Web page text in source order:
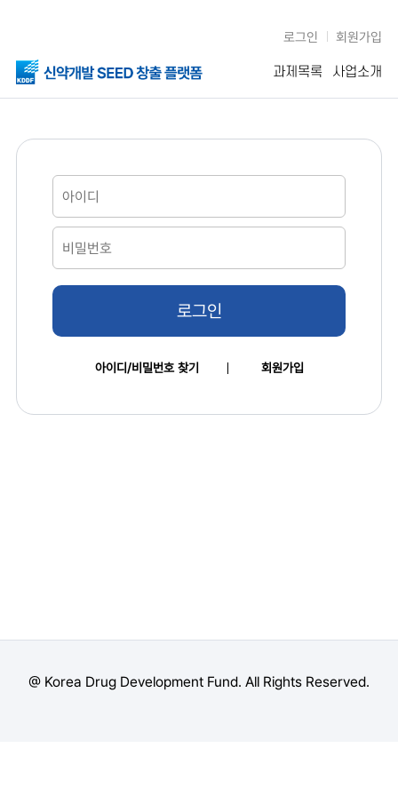
로그인 회원가입
과제목록 사업소개
로그인
아이디/비밀번호 찾기 회원가입
@ Korea Drug Development Fund. All Rights Reserved.